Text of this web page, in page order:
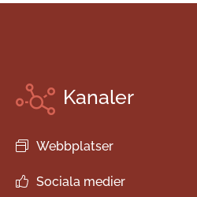
Kanaler
Webbplatser
Sociala medier